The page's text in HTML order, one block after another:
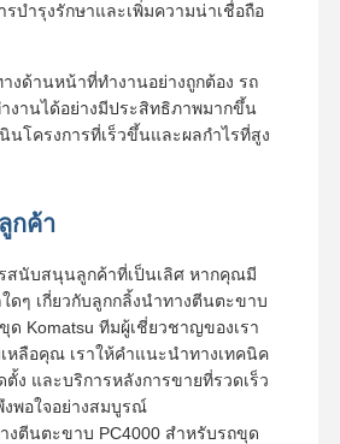
บำรุงรักษาและเพิ่มความน่าเชื่อถือ
งด้านหน้าที่ทำงานอย่างถูกต้อง รถ
งานได้อย่างมีประสิทธิภาพมากขึ้น
นโครงการที่เร็วขึ้นและผลกำไรที่สูง
กค้า
สนับสนุนลูกค้าที่เป็นเลิศ หากคุณมี
ดๆ เกี่ยวกับลูกกลิ้งนำทางตีนตะขาบ
ด Komatsu ทีมผู้เชี่ยวชาญของเรา
หลือคุณ เราให้คำแนะนำทางเทคนิค
ง และบริการหลังการขายที่รวดเร็ว
พอใจอย่างสมบูรณ์
งตีนตะขาบ PC4000 สำหรับรถขุด